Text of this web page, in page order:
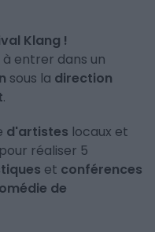
Klang !
entrer dans un
sous la direction
.
d'artistes locaux et
réaliser 5
et conférences
de